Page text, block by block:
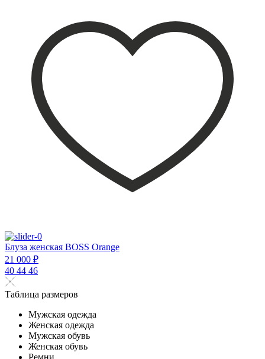
Блуза женская BOSS Orange
21 000 ₽
40 44 46
Таблица размеров
Мужская одежда
Женская одежда
Мужская обувь
Женская обувь